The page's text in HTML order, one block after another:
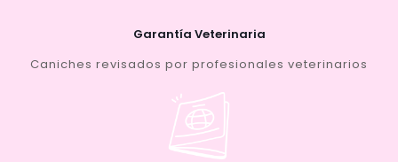
Garantía Veterinaria
Caniches revisados por profesionales veterinarios